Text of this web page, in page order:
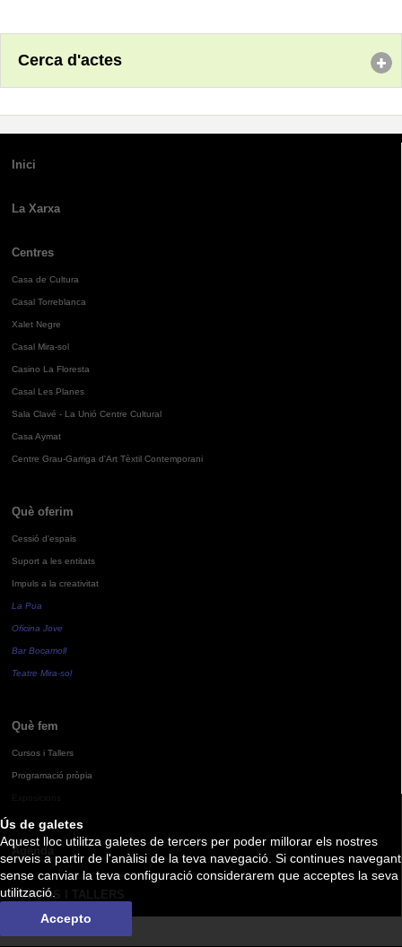
Ús de galetes
Aquest lloc utilitza galetes de tercers per poder millorar els nostres
serveis a partir de l'anàlisi de la teva navegació. Si continues navegant
sense canviar la teva configuració considerarem que acceptes la seva
utilització.
Accepto
Cerca d'actes
Inici
La Xarxa
Centres
Casa de Cultura
Casal Torreblanca
Xalet Negre
Casal Mira-sol
Casino La Floresta
Casal Les Planes
Sala Clavé - La Unió Centre Cultural
Casa Aymat
Centre Grau-Garriga d'Art Tèxtil Contemporani
Què oferim
Cessió d'espais
Suport a les entitats
Impuls a la creativitat
La Pua
Oficina Jove
Bar Bocamoll
Teatre Mira-sol
Què fem
Cursos i Tallers
Programació pròpia
Agenda
CURSOS I TALLERS